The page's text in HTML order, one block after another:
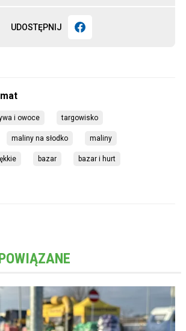
UDOSTĘPNIJ
i owoce targowisko
maliny na słodko maliny
bazar bazar i hurt